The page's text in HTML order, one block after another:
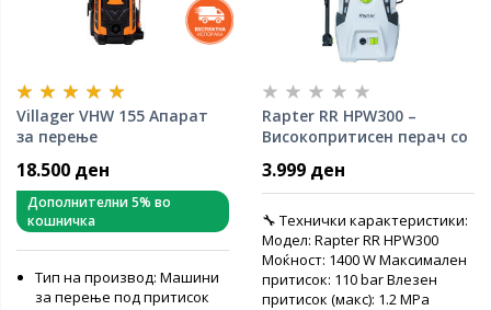
Villager VHW 155 Апарат
за перење
18.500 ден
Дополнителни 5% во
кошничка
Тип на производ: Машини
за перење под притисок
Rapter RR HPW300 –
Високопритисен перач со
3.999 ден
🔧 Технички карактеристики:
Модел: Rapter RR HPW300
Моќност: 1400 W Максимален
притисок: 110 bar Влезен
притисок (макс): 1.2 MPa